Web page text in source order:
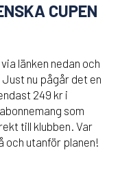
CUPEN
länken nedan och
nu pågår det en
249 kr i
som
till klubben. Var
och utanför planen!